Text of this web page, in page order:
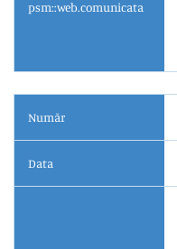
psm::web.comunicata
Număr
Data